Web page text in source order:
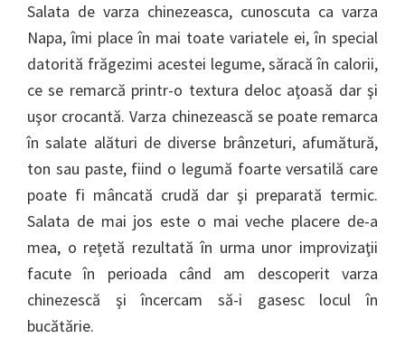
Salata de varza chinezeasca, cunoscuta ca varza
Napa, îmi place în mai toate variatele ei, în special
datorită frăgezimi acestei legume, săracă în calorii,
ce se remarcă printr-o textura deloc aţoasă dar şi
uşor crocantă. Varza chinezească se poate remarca
în salate alături de diverse brânzeturi, afumătură,
ton sau paste, fiind o legumă foarte versatilă care
poate fi mâncată crudă dar şi preparată termic.
Salata de mai jos este o mai veche placere de-a
mea, o reţetă rezultată în urma unor improvizaţii
facute în perioada când am descoperit varza
chinezescă şi încercam să-i gasesc locul în
bucătărie.